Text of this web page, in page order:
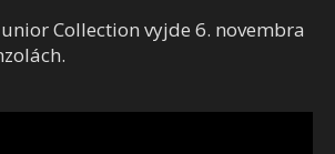
Collection vyjde 6. novembra